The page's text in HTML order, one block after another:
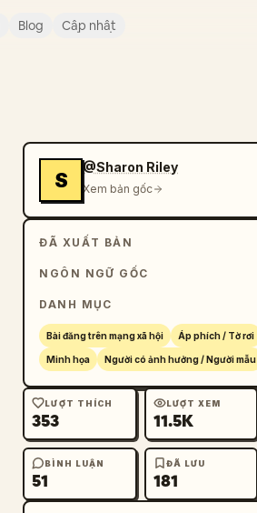
Blog Cập nhật
S
@Sharon Riley
Xem bản gốc
ĐÃ XUẤT BẢN
NGÔN NGỮ GỐC
DANH MỤC
Bài đăng trên mạng xã hội Áp phích / Tờ rơi
Minh họa Người có ảnh hưởng / Người mẫu
LƯỢT THÍCH
353
LƯỢT XEM
11.5K
BÌNH LUẬN
51
ĐÃ LƯU
181